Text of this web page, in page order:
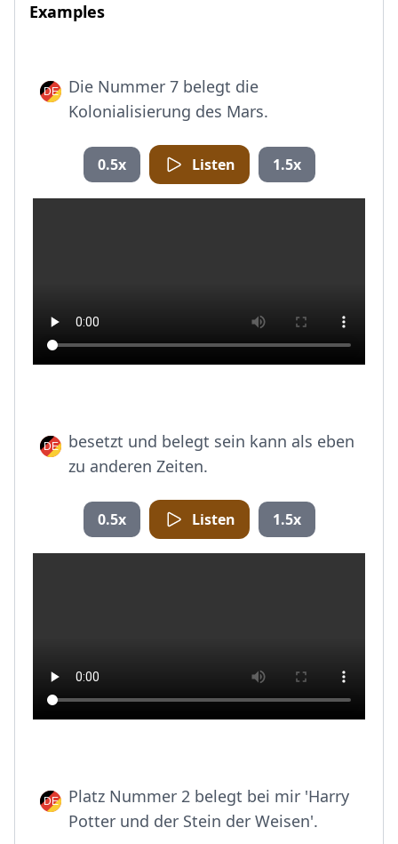
Examples
Die Nummer 7 belegt die
Kolonialisierung des Mars.
0.5x Listen 1.5x
besetzt und belegt sein kann als eben
zu anderen Zeiten.
0.5x Listen 1.5x
Platz Nummer 2 belegt bei mir 'Harry
Potter und der Stein der Weisen'.